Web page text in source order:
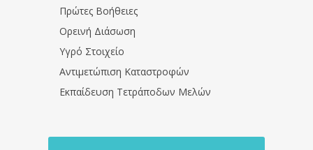
Πρώτες Βοήθειες
Ορεινή Διάσωση
Υγρό Στοιχείο
Αντιμετώπιση Καταστροφών
Εκπαίδευση Τετράποδων Μελών